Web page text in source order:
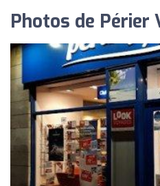
Photos de Périer